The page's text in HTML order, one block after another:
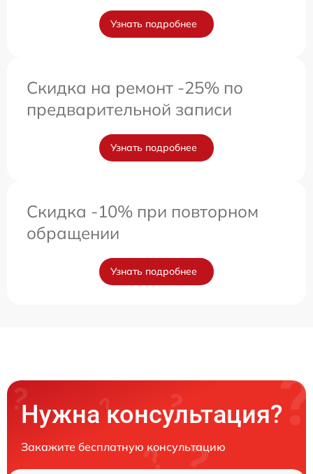
Узнать подробнее
Скидка на ремонт -25% по
предварительной записи
Узнать подробнее
Скидка -10% при повторном
обращении
Узнать подробнее
Нужна консультация?
Закажите бесплатную консультацию